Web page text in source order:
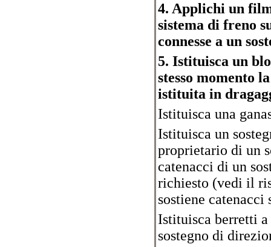
4. Applichi un
sistema di freno
connesse a un
5. Istituisca un
stesso momento
istituita in
Istituisca una
Istituisca un
proprietario di un
catenacci di un
richiesto (vedi il
sostiene
Istituisca berretti
sostegno di